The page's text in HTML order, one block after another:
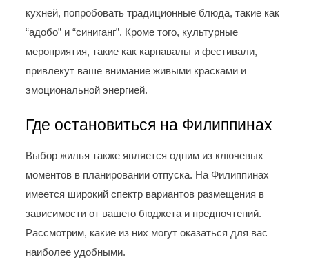
кухней, попробовать традиционные блюда, такие как
“адобо” и “синиганг”. Кроме того, культурные
мероприятия, такие как карнавалы и фестивали,
привлекут ваше внимание живыми красками и
эмоциональной энергией.
Где остановиться на Филиппинах
Выбор жилья также является одним из ключевых
моментов в планировании отпуска. На Филиппинах
имеется широкий спектр вариантов размещения в
зависимости от вашего бюджета и предпочтений.
Рассмотрим, какие из них могут оказаться для вас
наиболее удобными.